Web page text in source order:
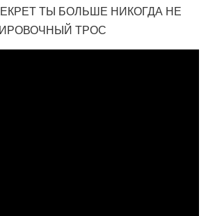
ТЫ БОЛЬШЕ НИКОГДА НЕ
ТРОС